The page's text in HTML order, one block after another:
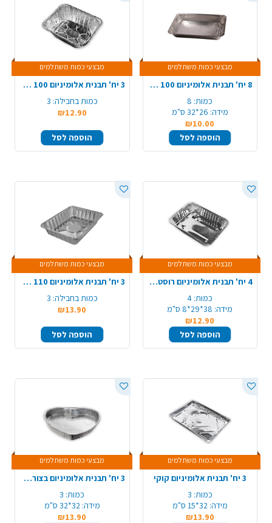
מבצעי כמות משתלמים
8 יח' תבנית אלומיניום 100 קשיח חוץ
כמות: 8
מידה: 26*32 ס"מ
₪10.00
הוספה לסל
מבצעי כמות משתלמים
3 יח' תבנית אלומיניום 100 עמוק חוץ
כמות בחבילה: 3
₪12.90
הוספה לסל
מבצעי כמות משתלמים
4 יח' תבנית אלומיניום רוסטר 105/R31/A4 - עבה
כמות: 4
מידה: 38*29*8 ס"מ
₪12.90
הוספה לסל
מבצעי כמות משתלמים
3 יח' תבנית אלומיניום 110 עמוק חוץ
כמות בחבילה: 3
₪13.90
הוספה לסל
מבצעי כמות משתלמים
3 יח' תבנית אלומיניום קוקי
כמות: 3
מידה: 32*15 ס"מ
₪13.90
מבצעי כמות משתלמים
3 יח' תבנית אלומיניום בצורת לב - גדול עמוק
כמות: 3
מידה: 32*32 ס"מ
₪13.90